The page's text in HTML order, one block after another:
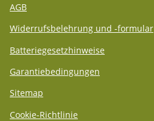
AGB
Widerrufsbelehrung und -formular
Batteriegesetzhinweise
Garantiebedingungen
Sitemap
Cookie-Richtlinie